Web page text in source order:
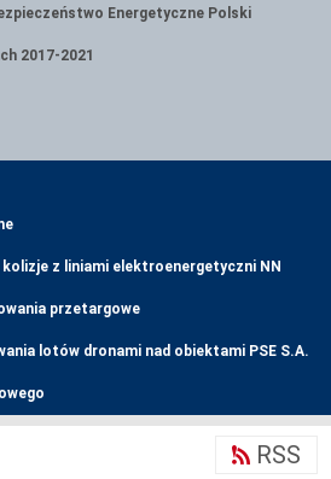
Energetyczne Polski
2017-2021
z liniami elektroenergetyczni NN
przetargowe
lotów dronami nad obiektami PSE S.A.
RSS